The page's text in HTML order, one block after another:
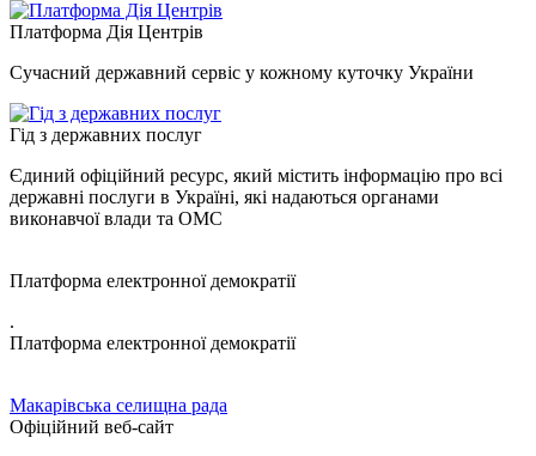
Платформа Дія Центрів
Сучасний державний сервіс у кожному куточку України
Гід з державних послуг
Єдиний офіційний ресурс, який містить інформацію про всі
державні послуги в Україні, які надаються органами
виконавчої влади та ОМС
Платформа електронної демократії
.
Платформа електронної демократії
Макарівська селищна рада
Офіційний веб-сайт